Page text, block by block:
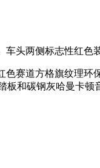
头两侧标志性红色
色赛道方格旗纹理
板和碳钢灰哈曼卡顿